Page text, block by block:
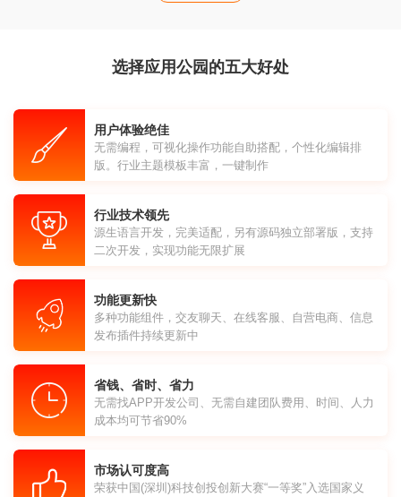
选择应用公园的五大好处
用户体验绝佳
无需编程，可视化操作功能自助搭配，个性化编辑排
版。行业主题模板丰富，一键制作
行业技术领先
源生语言开发，完美适配，另有源码独立部署版，支持
二次开发，实现功能无限扩展
功能更新快
多种功能组件，交友聊天、在线客服、自营电商、信息
发布插件持续更新中
省钱、省时、省力
无需找APP开发公司、无需自建团队费用、时间、人力
成本均可节省90%
市场认可度高
荣获中国(深圳)科技创投创新大赛“一等奖”入选国家义